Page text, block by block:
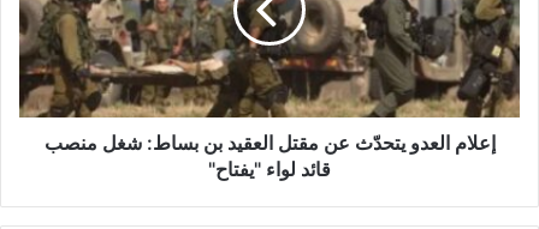
م
ن
ن
ت
ن
و
م
ا
ل
ع
د
إعلام العدو يتحدّث عن مقتل العقيد بن بساط: شغل منصب
قائد لواء "يفتاح"